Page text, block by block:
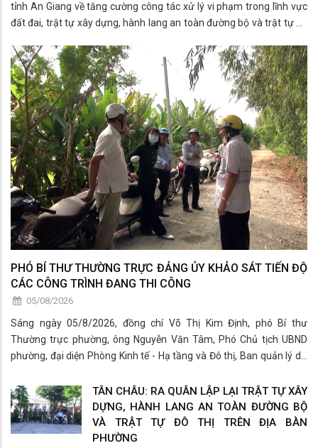
tỉnh An Giang về tăng cường công tác xử lý vi phạm trong lĩnh vực
đất đai, trật tự xây dựng, hành lang an toàn đường bộ và trật tự đô
PHÓ BÍ THƯ THƯỜNG TRỰC ĐẢNG ỦY KHẢO SÁT TIẾN ĐỘ
CÁC CÔNG TRÌNH ĐANG THI CÔNG
05/08/2026
Sáng ngày 05/8/2026, đồng chí Võ Thị Kim Định, phó Bí thư
Thường trực phường, ông Nguyễn Văn Tâm, Phó Chủ tịch UBND
phường, đại diện Phòng Kinh tế - Hạ tầng và Đô thị, Ban quản lý dự
các công trình đangTÂN CHÂU: RA QUÂN LẬP LẠI TRẬT TỰ XÂY
DỰNG, HÀNH LANG AN TOÀN ĐƯỜNG BỘ
VÀ TRẬT TỰ ĐÔ THỊ TRÊN ĐỊA BÀN
PHƯỜNG